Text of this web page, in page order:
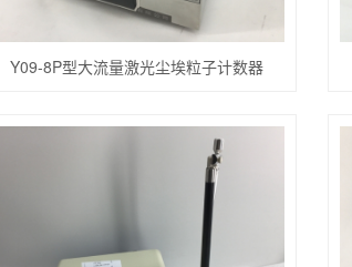
Y09-8P型大流量激光尘埃粒子计数器